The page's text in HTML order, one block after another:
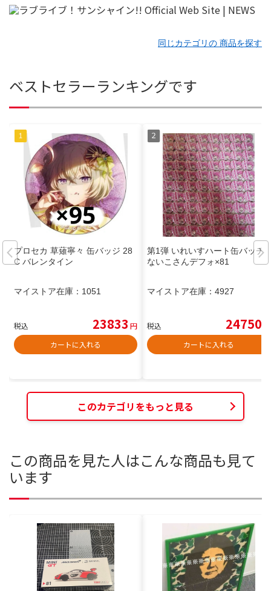
同じカテゴリの 商品を探す
ベストセラーランキングです
プロセカ 草薙寧々 缶バッジ 28
C バレンタイン
マイストア在庫： 1051
税込 23833 円
カートに入れる
第1弾 いれいすハート缶バッチ
ないこさんデフォ×81
マイストア在庫： 4927
税込 24750
カートに入れる
このカテゴリをもっと見る
この商品を見た人はこんな商品も見て
います